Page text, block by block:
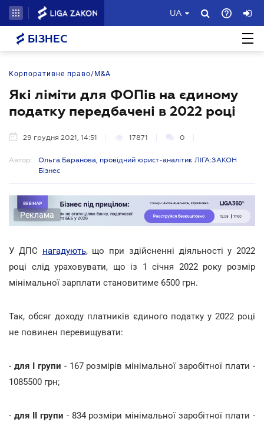
UA
БІЗНЕС
Корпоративне право/M&A
Які ліміти для ФОПів на єдиному
податку передбачені в 2022 році
29 грудня 2021, 14:51 17871 0
Автор:
Ольга Баранова, провідний юрист-аналітик ЛІГА:ЗАКОН
Бізнес
Реклама
У ДПС нагадують, що при здійсненні діяльності у 2022
році слід ураховувати, що із 1 січня 2022 року розмір
мінімальної зарплати становитиме 6500 грн.
Так, обсяг доходу платників єдиного податку у 2022 році
не повинен перевищувати:
- для І групи - 167 розмірів мінімальної заробітної плати -
1085500 грн;
- для ІІ групи - 834 розміри мінімальної заробітної плати -